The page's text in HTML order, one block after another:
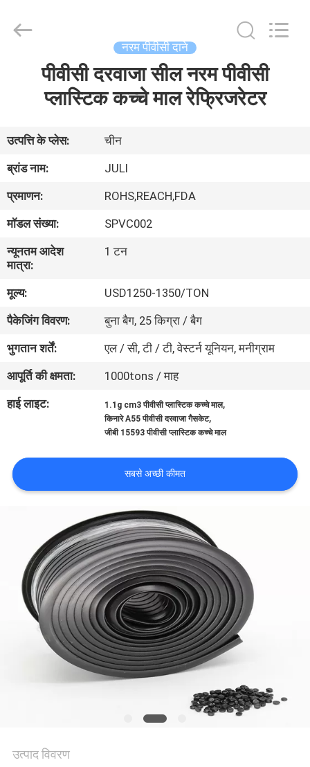
हमारे
बारे
कारखाने
दौरा
गुणवत्ता
नियंत्रण
करें
साइटमैप
गोपनीयता
Rights
नरम पीवीसी दाने
पीवीसी दरवाजा सील नरम पीवीसी
प्लास्टिक कच्चे माल रेफ्रिजरेटर
उत्पत्ति के प्लेस:
चीन
ब्रांड नाम:
JULI
प्रमाणन:
ROHS,REACH,FDA
मॉडल संख्या:
SPVC002
न्यूनतम आदेश
मात्रा:
1 टन
मूल्य:
USD1250-1350/TON
पैकेजिंग विवरण:
बुना बैग, 25 किग्रा / बैग
भुगतान शर्तें:
एल / सी, टी / टी, वेस्टर्न यूनियन, मनीग्राम
आपूर्ति की क्षमता:
1000tons / माह
हाई लाइट:
1.1g cm3 पीवीसी प्लास्टिक कच्चे माल,
किनारे A55 पीवीसी दरवाजा गैसकेट,
जीबी 15593 पीवीसी प्लास्टिक कच्चे माल
सबसे अच्छी कीमत
उत्पाद विवरण